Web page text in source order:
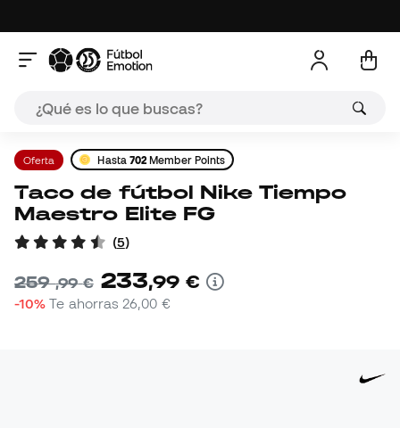
Oferta Hasta 702 Member Points
Taco de fútbol Nike Tiempo
Maestro Elite FG
(5)
259,99 € 233,99 €
-10% Te ahorras 26,00 €